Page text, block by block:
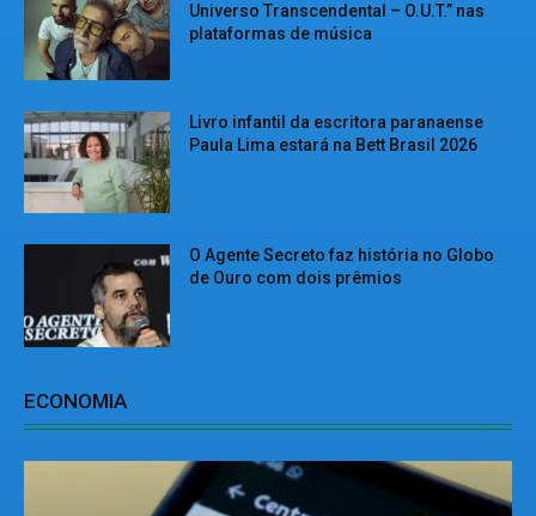
Universo Transcendental – O.U.T.” nas
plataformas de música
Livro infantil da escritora paranaense
Paula Lima estará na Bett Brasil 2026
O Agente Secreto faz história no Globo
de Ouro com dois prêmios
ECONOMIA